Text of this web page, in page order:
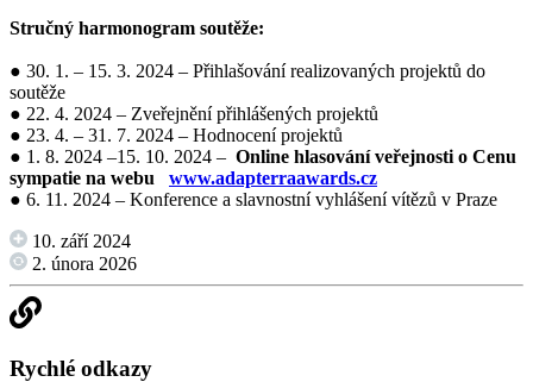
Stručný harmonogram soutěže:
● 30. 1. – 15. 3. 2024 – Přihlašování realizovaných projektů do
soutěže
● 22. 4. 2024 – Zveřejnění přihlášených projektů
● 23. 4. – 31. 7. 2024 – Hodnocení projektů
● 1. 8. 2024 –15. 10. 2024 – Online hlasování veřejnosti o Cenu
sympatie na webu www.adapterraawards.cz
● 6. 11. 2024 – Konference a slavnostní vyhlášení vítězů v Praze
10. září 2024
2. února 2026
Rychlé odkazy